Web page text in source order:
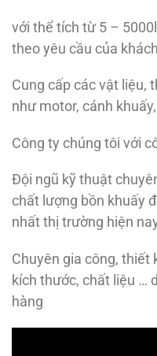
với thể tích từ 5 –
theo yêu cầu của
Cung cấp các vật liệu,
như motor, cánh
Công ty chúng tôi với
Đội ngũ kỹ thuật
chất lượng bồn khuấy
nhất thị trường hiện
Chuyên gia công, thiết
kích thước, chất liệu …
hàng